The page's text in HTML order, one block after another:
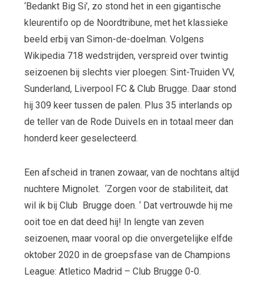
‘Bedankt Big Si’, zo stond het in een gigantische
kleurentifo op de Noordtribune, met het klassieke
beeld erbij van Simon-de-doelman. Volgens
Wikipedia 718 wedstrijden, verspreid over twintig
seizoenen bij slechts vier ploegen: Sint-Truiden VV,
Sunderland, Liverpool FC & Club Brugge. Daar stond
hij 309 keer tussen de palen. Plus 35 interlands op
de teller van de Rode Duivels en in totaal meer dan
honderd keer geselecteerd.
Een afscheid in tranen zowaar, van de nochtans altijd
nuchtere Mignolet. ‘Zorgen voor de stabiliteit, dat
wil ik bij Club Brugge doen. ‘ Dat vertrouwde hij me
ooit toe en dat deed hij! In lengte van zeven
seizoenen, maar vooral op die onvergetelijke elfde
oktober 2020 in de groepsfase van de Champions
League: Atletico Madrid – Club Brugge 0-0.